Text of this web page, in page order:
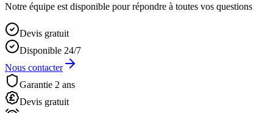
Notre équipe est disponible pour répondre à toutes vos questions
Devis gratuit
Disponible 24/7
Nous contacter
Garantie 2 ans
Devis gratuit